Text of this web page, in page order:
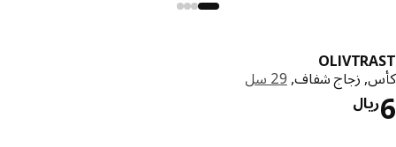
زجاج شفاف,29 سل
ريالالسعر ريال 6